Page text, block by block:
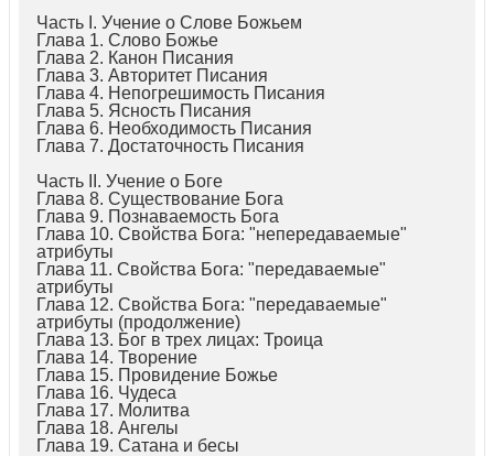
Часть I. Учение о Слове Божьем
Глава 1. Слово Божье
Глава 2. Канон Писания
Глава 3. Авторитет Писания
Глава 4. Непогрешимость Писания
Глава 5. Ясность Писания
Глава 6. Необходимость Писания
Глава 7. Достаточность Писания
Часть II. Учение о Боге
Глава 8. Существование Бога
Глава 9. Познаваемость Бога
Глава 10. Свойства Бога: "непередаваемые"
атрибуты
Глава 11. Свойства Бога: "передаваемые"
атрибуты
Глава 12. Свойства Бога: "передаваемые"
атрибуты (продолжение)
Глава 13. Бог в трех лицах: Троица
Глава 14. Творение
Глава 15. Провидение Божье
Глава 16. Чудеса
Глава 17. Молитва
Глава 18. Ангелы
Глава 19. Сатана и бесы